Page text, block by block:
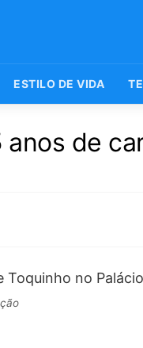
ESTILO DE VIDA
de